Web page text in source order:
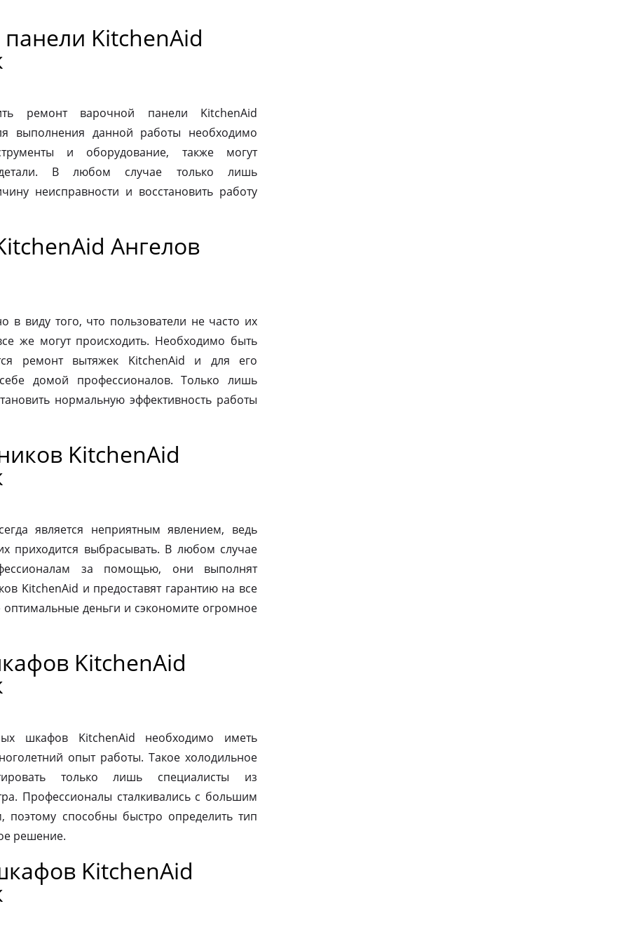
KitchenAid
ремонт варочной панели KitchenAid
выполнения данной работы необходимо
и оборудование, также могут
детали. В любом случае только лишь
неисправности и восстановить работу
Ангелов
в виду того, что пользователи не часто их
же могут происходить. Необходимо быть
ремонт вытяжек KitchenAid и для его
домой профессионалов. Только лишь
нормальную эффективность работы
KitchenAid
является неприятным явлением, ведь
приходится выбрасывать. В любом случае
за помощью, они выполнят
KitchenAid и предоставят гарантию на все
оптимальные деньги и сэкономите огромное
KitchenAid
шкафов KitchenAid необходимо иметь
опыт работы. Такое холодильное
только лишь специалисты из
Профессионалы сталкивались с большим
способны быстро определить тип
решение.
KitchenAid